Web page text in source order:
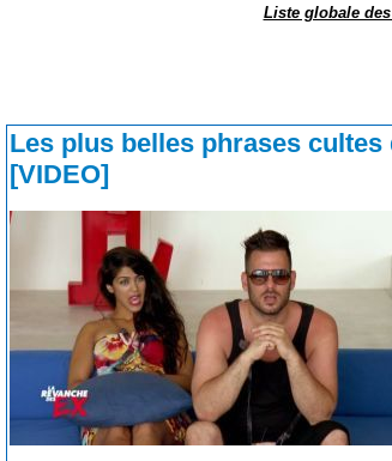
Liste globale
Les plus belles phrases cultes
[VIDEO]